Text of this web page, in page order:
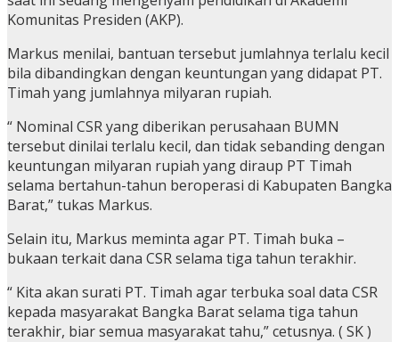
Komunitas Presiden (AKP).
Markus menilai, bantuan tersebut jumlahnya terlalu kecil
bila dibandingkan dengan keuntungan yang didapat PT.
Timah yang jumlahnya milyaran rupiah.
“ Nominal CSR yang diberikan perusahaan BUMN
tersebut dinilai terlalu kecil, dan tidak sebanding dengan
keuntungan milyaran rupiah yang diraup PT Timah
selama bertahun-tahun beroperasi di Kabupaten Bangka
Barat,” tukas Markus.
Selain itu, Markus meminta agar PT. Timah buka –
bukaan terkait dana CSR selama tiga tahun terakhir.
“ Kita akan surati PT. Timah agar terbuka soal data CSR
kepada masyarakat Bangka Barat selama tiga tahun
terakhir, biar semua masyarakat tahu,” cetusnya. ( SK )